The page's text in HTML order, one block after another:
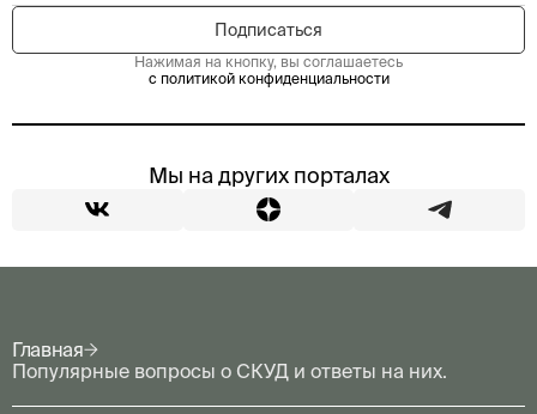
Нажимая на кнопку, вы соглашаетесь
с политикой конфиденциальности
Мы на других порталах
Главная
Популярные вопросы о СКУД и ответы на них.